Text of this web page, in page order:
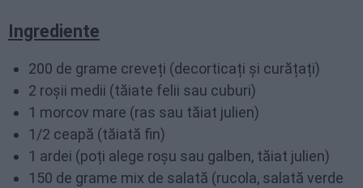
Ingrediente
200 de grame creveți (decorticați și curățați)
2 roșii medii (tăiate felii sau cuburi)
1 morcov mare (ras sau tăiat julien)
1/2 ceapă (tăiată fin)
1 ardei (poți alege roșu sau galben, tăiat julien)
150 de grame mix de salată (rucola, salată verde